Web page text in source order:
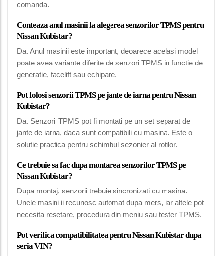
comanda.
Conteaza anul masinii la alegerea senzorilor TPMS pentru
Nissan Kubistar?
Da. Anul masinii este important, deoarece acelasi model
poate avea variante diferite de senzori TPMS in functie de
generatie, facelift sau echipare.
Pot folosi senzorii TPMS pe jante de iarna pentru Nissan
Kubistar?
Da. Senzorii TPMS pot fi montati pe un set separat de
jante de iarna, daca sunt compatibili cu masina. Este o
solutie practica pentru schimbul sezonier al rotilor.
Ce trebuie sa fac dupa montarea senzorilor TPMS pe
Nissan Kubistar?
Dupa montaj, senzorii trebuie sincronizati cu masina.
Unele masini ii recunosc automat dupa mers, iar altele pot
necesita resetare, procedura din meniu sau tester TPMS.
Pot verifica compatibilitatea pentru Nissan Kubistar dupa
seria VIN?